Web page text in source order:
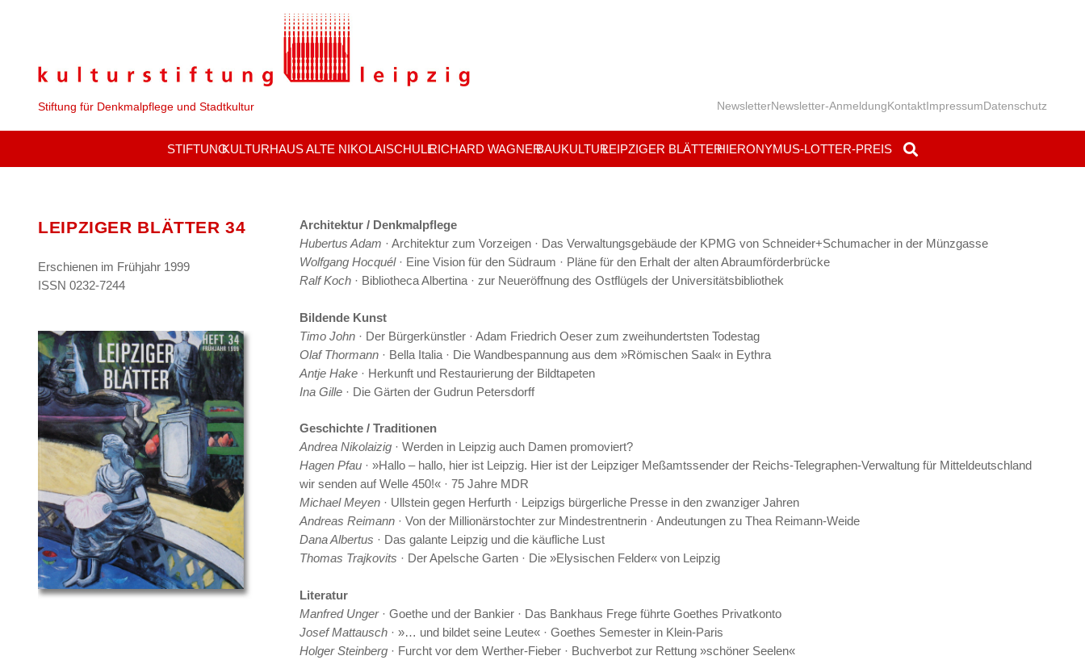
Stiftung für Denkmalpflege und Stadtkultur NewsletterNewsletter-AnmeldungKontaktImpressumDatenschutz
STIFTUNGKULTURHAUS ALTE NIKOLAISCHULERICHARD WAGNERBAUKULTURLEIPZIGER BLÄTTERHIERONYMUS-LOTTER-PREIS
LEIPZIGER BLÄTTER 34
Erschienen im Frühjahr 1999
ISSN 0232-7244
Architektur / Denkmalpflege
Hubertus Adam · Architektur zum Vorzeigen · Das Verwaltungsgebäude der KPMG von Schneider+Schumacher in der Münzgasse
Wolfgang Hocquél· Eine Vision für den Südraum · Pläne für den Erhalt der alten Abraumförderbrücke
Ralf Koch· Bibliotheca Albertina · zur Neueröffnung des Ostflügels der Universitätsbibliothek
Bildende Kunst
Timo John· Der Bürgerkünstler · Adam Friedrich Oeser zum zweihundertsten Todestag
Olaf Thormann· Bella Italia · Die Wandbespannung aus dem »Römischen Saal« in Eythra
Antje Hake· Herkunft und Restaurierung der Bildtapeten
Ina Gille· Die Gärten der Gudrun Petersdorff
Geschichte / Traditionen
Andrea Nikolaizig· Werden in Leipzig auch Damen promoviert?
Hagen Pfau· »Hallo – hallo, hier ist Leipzig. Hier ist der Leipziger Meßamtssender der Reichs-Telegraphen-Verwaltung für Mitteldeutschland
wir senden auf Welle 450!« · 75 Jahre MDR
Michael Meyen· Ullstein gegen Herfurth · Leipzigs bürgerliche Presse in den zwanziger Jahren
Andreas Reimann· Von der Millionärstochter zur Mindestrentnerin · Andeutungen zu Thea Reimann-Weide
Dana Albertus · Das galante Leipzig und die käufliche Lust
Thomas Trajkovits · Der Apelsche Garten · Die »Elysischen Felder« von Leipzig
Literatur
Manfred Unger· Goethe und der Bankier · Das Bankhaus Frege führte Goethes Privatkonto
Josef Mattausch· »… und bildet seine Leute« · Goethes Semester in Klein-Paris
Holger Steinberg· Furcht vor dem Werther-Fieber · Buchverbot zur Rettung »schöner Seelen«